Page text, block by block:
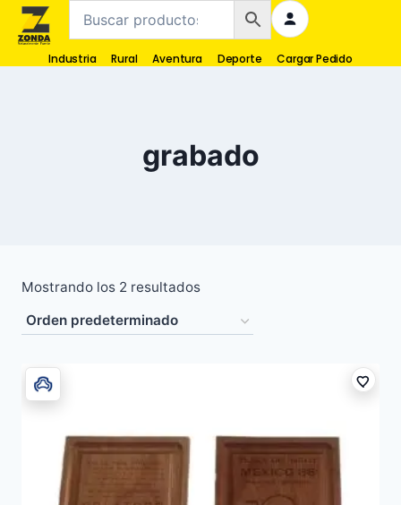
Industria Rural Aventura Deporte Cargar Pedido
grabado
Mostrando los 2 resultados